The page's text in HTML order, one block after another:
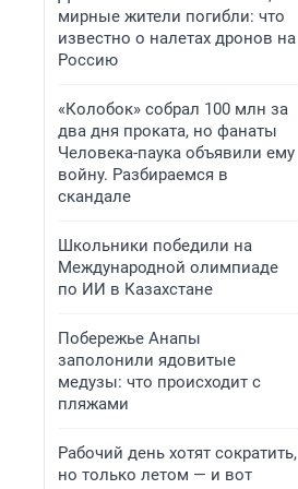
мирные жители погибли: что
известно о налетах дронов на
Россию
«Колобок» собрал 100 млн за
два дня проката, но фанаты
Человека-паука объявили ему
войну. Разбираемся в
скандале
Школьники победили на
Международной олимпиаде
по ИИ в Казахстане
Побережье Анапы
заполонили ядовитые
медузы: что происходит с
пляжами
Рабочий день хотят сократить,
но только летом — и вот